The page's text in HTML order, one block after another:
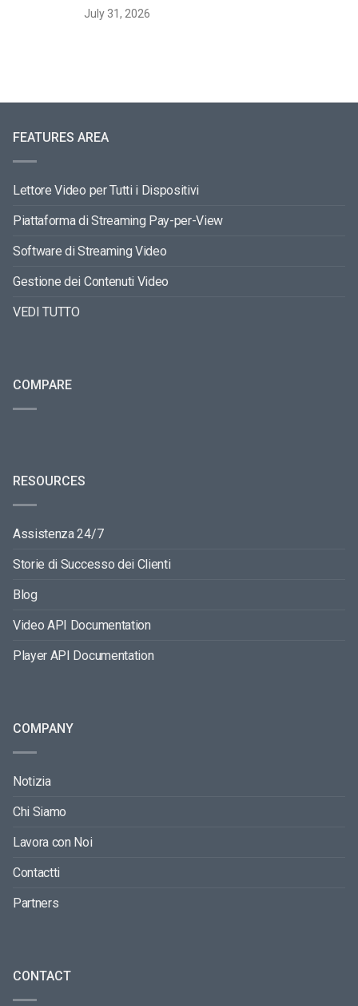
July 31, 2026
FEATURES AREA
Lettore Video per Tutti i Dispositivi
Piattaforma di Streaming Pay-per-View
Software di Streaming Video
Gestione dei Contenuti Video
VEDI TUTTO
COMPARE
RESOURCES
Assistenza 24/7
Storie di Successo dei Clienti
Blog
Video API Documentation
Player API Documentation
COMPANY
Notizia
Chi Siamo
Lavora con Noi
Contactti
Partners
CONTACT